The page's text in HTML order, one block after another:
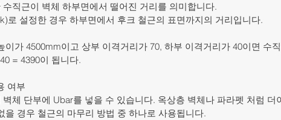
직근이 벽체 하부면에서 떨어진 거리를 의미합니다.
로 설정한 경우 하부면에서 후크 철근의 표면까지의 거리입니다.
이가 4500mm이고 상부 이격거리가 70, 하부 이격거리가 40이면 수
= 4390이 됩니다.
여부
체 단부에 Ubar를 넣을 수 있습니다. 옥상층 벽체나 파라펫 처럼 더
을 경우 철근의 마무리 방법 중 하나로 사용됩니다.